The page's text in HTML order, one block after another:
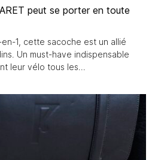
peut se porter en toute
1, cette sacoche est un allié
Un must-have indispensable
leur vélo tous les